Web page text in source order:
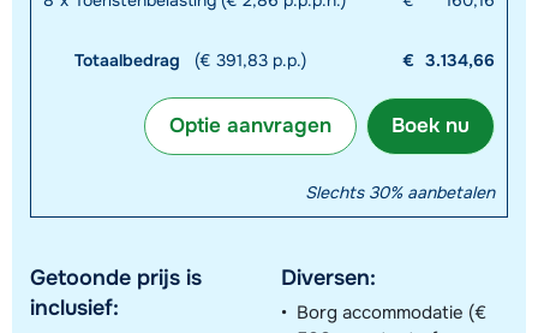
Totaalbedrag (€ 391,83 p.p.) € 3.134,66
Boek nu
Optie aanvragen
Slechts 30% aanbetalen
Getoonde prijs is
inclusief:
Diversen:
Borg accommodatie (€